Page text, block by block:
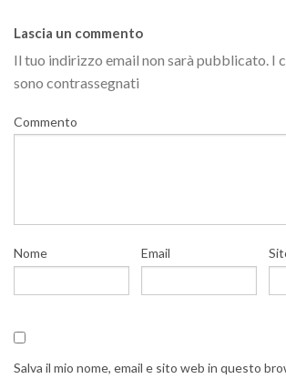
Lascia un commento
Il tuo indirizzo email non sarà pubblicato. I
sono contrassegnati
Commento
Nome Email
Salva il mio nome, email e sito web in questo